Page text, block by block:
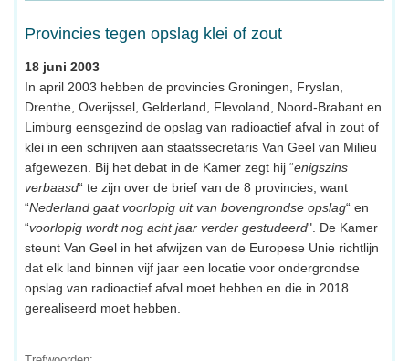
Provincies tegen opslag klei of zout
18 juni 2003
In april 2003 hebben de provincies Groningen, Fryslan,
Drenthe, Overijssel, Gelderland, Flevoland, Noord-Brabant en
Limburg eensgezind de opslag van radioactief afval in zout of
klei in een schrijven aan staatssecretaris Van Geel van Milieu
afgewezen. Bij het debat in de Kamer zegt hij “enigszins
verbaasd“ te zijn over de brief van de 8 provincies, want
“Nederland gaat voorlopig uit van bovengrondse opslag“ en
“voorlopig wordt nog acht jaar verder gestudeerd". De Kamer
steunt Van Geel in het afwijzen van de Europese Unie richtlijn
dat elk land binnen vijf jaar een locatie voor ondergrondse
opslag van radioactief afval moet hebben en die in 2018
gerealiseerd moet hebben.